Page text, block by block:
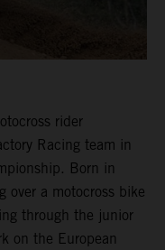
rider
Racing team in
Born in
a motocross bike
through the junior
on the European